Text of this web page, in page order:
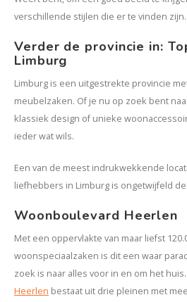
verschillende stijlen die er te vinden zijn.
Verder de provincie in:
Limburg
Limburg is een uitgestrekte provincie
meubelzaken. Of je nu op zoek bent
klassiek design of unieke
ieder wat wils.
Een van de meest indrukwekkende
liefhebbers in Limburg is ongetwijfeld
Woonboulevard Heerlen
Met een oppervlakte van maar liefst
woonspeciaalzaken is dit een waar
zoek is naar alles voor in en om het huis.
Heerlen bestaat uit drie pleinen met